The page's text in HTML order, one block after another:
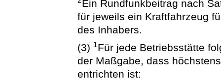
Ein Rundfunkbeitrag nach
für jeweils ein Kraftfahrzeug
des Inhabers.
(3) 1Für jede Betriebsstätte
der Maßgabe, dass
entrichten ist: